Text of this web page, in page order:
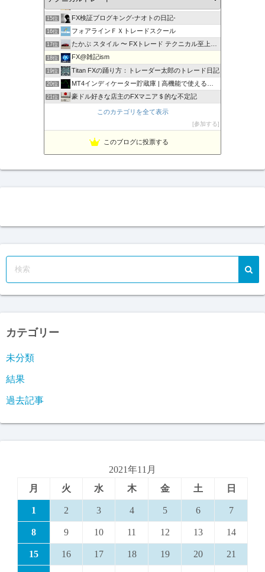
現役サラリーマンの副業FX/デイトレーダーの収支報告ブログ
15位 FX検証ブログキング-ナオトの日記-
16位 フォアラインＦＸトレードスクール
17位 たかぶ スタイル 〜 FXトレード テクニカル至上主義！
18位 FX@雑記ism
19位 Titan FXの踊り方：トレーダー太郎のトレード日記
20位 MT4インディケーター貯蔵庫 | 高機能で使えるインジをご…
21位 豪ドル好きな店主のFXマニア＄的な不定記
MT5インディケーター貯蔵庫
このカテゴリを全て表示
参加する
このブログに投票する
カテゴリー
未分類
結果
過去記事
2021年11月
月
火 水 木 金 土 日
1 2 3 4 5 6 7
8 9 10 11 12 13 14
15 16 17 18 19 20 21